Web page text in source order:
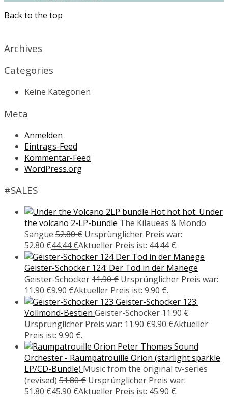
Back to the top
Archives
Categories
Keine Kategorien
Meta
Anmelden
Eintrags-Feed
Kommentar-Feed
WordPress.org
#SALES
Hot hot hot: Under
the volcano 2-LP-bundle The Kilaueas & Mondo
Sangue 52.80€ Ursprünglicher Preis war:
52.80 €44.44€Aktueller Preis ist: 44.44 €.
Geister-Schocker 124: Der Tod in der Manege
Geister-Schocker11.90€ Ursprünglicher Preis war:
11.90 €9.90 €Aktueller Preis ist: 9.90 €.
Geister-Schocker 123:
Vollmond-Bestien Geister-Schocker11.90€
Ursprünglicher Preis war: 11.90 €9.90 €Aktueller
Preis ist: 9.90 €.
Peter Thomas Sound
Orchester - Raumpatrouille Orion (starlight sparkle
LP/CD-Bundle) Music from the original tv-series
(revised) 51.80€ Ursprünglicher Preis war:
51.80 €45.90 €Aktueller Preis ist: 45.90 €.